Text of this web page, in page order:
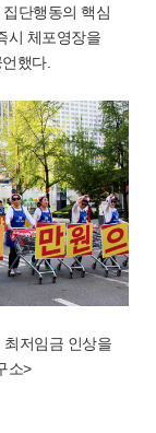
단행동의 핵심
시 체포영장을
했다.
저임금 인상을
소>